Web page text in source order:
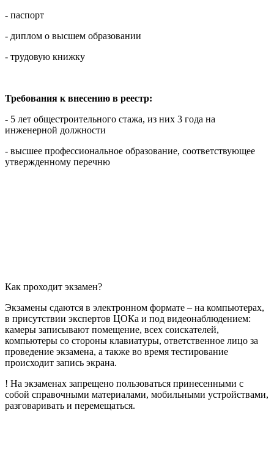
- паспорт
- диплом о высшем образовании
- трудовую книжку
Требования к внесению в реестр:
- 5 лет общестроительного стажа, из них 3 года на
инженерной должности
- высшее профессиональное образование, соответствующее
утвержденному перечню
Как проходит экзамен?
Экзамены сдаются в электронном формате – на компьютерах,
в присутствии экспертов ЦОКа и под видеонаблюдением:
камеры записывают помещение, всех соискателей,
компьютеры со стороны клавиатуры, ответственное лицо за
проведение экзамена, а также во время тестирование
происходит запись экрана.
! На экзаменах запрещено пользоваться принесенными с
собой справочными материалами, мобильными устройствами,
разговаривать и перемещаться.